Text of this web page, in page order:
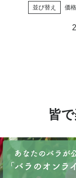
並び替え 価
2
皆